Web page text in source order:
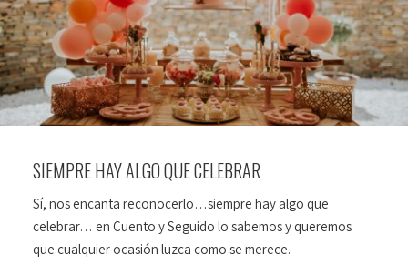
SIEMPRE HAY ALGO QUE CELEBRAR
Sí, nos encanta reconocerlo…siempre hay algo que
celebrar… en Cuento y Seguido lo sabemos y queremos
que cualquier ocasión luzca como se merece.